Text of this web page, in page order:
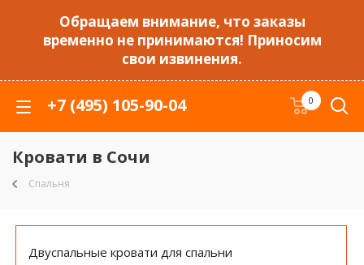
Обращаем внимание, что заказы
временно не принимаются! Приносим
свои извинения.
+7 (495) 105-90-04 0
Кровати в Сочи
Спальня
Двуспальные кровати для спальни